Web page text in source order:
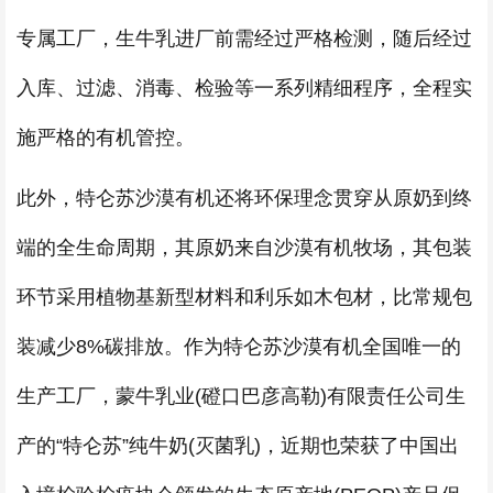
专属工厂，生牛乳进厂前需经过严格检测，随后经过
入库、过滤、消毒、检验等一系列精细程序，全程实
施严格的有机管控。
此外，特仑苏沙漠有机还将环保理念贯穿从原奶到终
端的全生命周期，其原奶来自沙漠有机牧场，其包装
环节采用植物基新型材料和利乐如木包材，比常规包
装减少8%碳排放。作为特仑苏沙漠有机全国唯一的
生产工厂，蒙牛乳业(磴口巴彦高勒)有限责任公司生
产的“特仑苏”纯牛奶(灭菌乳)，近期也荣获了中国出